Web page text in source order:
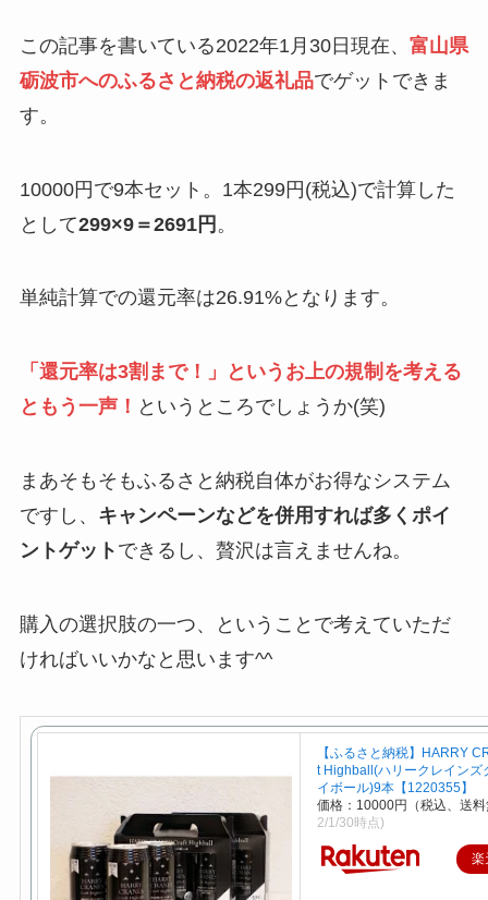
この記事を書いている2022年1月30日現在、 富山県
砺波市へのふるさと納税の返礼品でゲットできま
す。
10000円で9本セット。1本299円(税込)で計算した
として299×9＝2691円 。
単純計算での還元率は26.91%となります。
「還元率は3割まで！」というお上の規制を考える
ともう一声！ というところでしょうか(笑)
まあそもそもふるさと納税自体がお得なシステム
ですし、 キャンペーンなどを併用すれば多くポイ
ントゲット できるし、贅沢は言えませんね。
購入の選択肢の一つ、ということで考えていただ
ければいいかなと思います^^
【ふるさと納税】HARRY
t Highball(ハリークレインズ
イボール)9本【1220355】
価格：10000円（税込、送
2/1/30時点)
楽